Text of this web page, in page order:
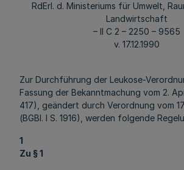
RdErl. d. Ministeriums für Umwelt,
Landwirtschaft
– II C 2 – 2250 – 9565
v. 17.12.1990
Zur Durchführung der Leukose-
Fassung der Bekanntmachung vom 2.
417), geändert durch Verordnung vom
(BGBl. I S. 1916), werden folgende
1
Zu § 1